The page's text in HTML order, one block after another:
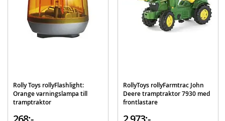
Stubaxle-styrning och solid rattstång
Kompatibel med annan utrustning från RollyToys (säljs separat)
Detaljer:
Mått: 142 x 53 x 81 cm
Rolly Toys rollyFlashlight:
Orange varningslampa till
tramptraktor
RollyToys rollyFarmtrac John
Deere tramptraktor 7930 med
frontlastare